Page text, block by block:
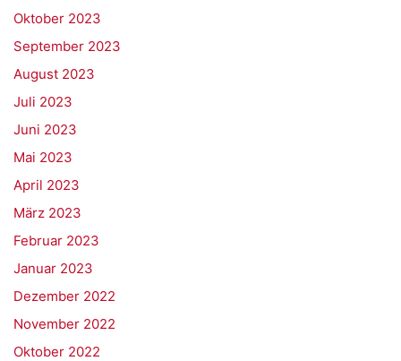
Oktober 2023
September 2023
August 2023
Juli 2023
Juni 2023
Mai 2023
April 2023
März 2023
Februar 2023
Januar 2023
Dezember 2022
November 2022
Oktober 2022